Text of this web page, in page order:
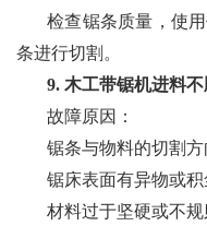
检查锯条质量，使
条进行切割。
9. 木工带锯机进料
故障原因：
锯条与物料的切割方
锯床表面有异物或积
材料过于坚硬或不规